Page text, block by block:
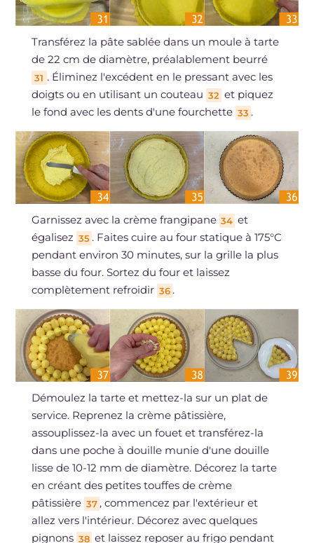
Transférez la pâte sablée dans un moule à tarte
de 22 cm de diamètre, préalablement beurré
31 . Éliminez l'excédent en le pressant avec les
doigts ou en utilisant un couteau 32 et piquez
le fond avec les dents d'une fourchette 33 .
Garnissez avec la crème frangipane 34 et
égalisez 35 . Faites cuire au four statique à 175°C
pendant environ 30 minutes, sur la grille la plus
basse du four. Sortez du four et laissez
complètement refroidir 36 .
Démoulez la tarte et mettez-la sur un plat de
service. Reprenez la crème pâtissière,
assouplissez-la avec un fouet et transférez-la
dans une poche à douille munie d'une douille
lisse de 10-12 mm de diamètre. Décorez la tarte
en créant des petites touffes de crème
pâtissière 37 , commencez par l'extérieur et
allez vers l'intérieur. Décorez avec quelques
pignons 38 et laissez reposer au frigo pendant